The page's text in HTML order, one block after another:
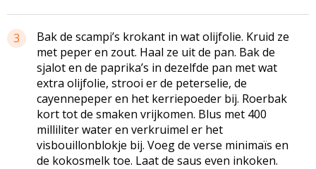
3
Bak de scampi’s krokant in wat olijfolie. Kruid ze
met peper en zout. Haal ze uit de pan. Bak de
sjalot en de paprika’s in dezelfde pan met wat
extra olijfolie, strooi er de peterselie, de
cayennepeper en het kerriepoeder bij. Roerbak
kort tot de smaken vrijkomen. Blus met 400
milliliter water en verkruimel er het
visbouillonblokje bij. Voeg de verse mini­maïs en
de kokosmelk toe. Laat de saus even inkoken.